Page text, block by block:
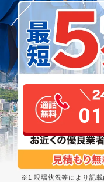
※1 現場状況等により記載